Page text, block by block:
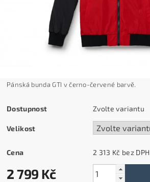
Pánská bunda GTI v černo-červené barvě.
Dostupnost Zvolte variantu
Velikost
Cena 2 313 Kč bez DPH
2 799 Kč